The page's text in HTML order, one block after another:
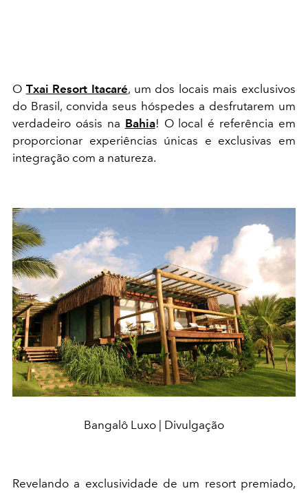
O Txai Resort Itacaré, um dos locais mais exclusivos
do Brasil, convida seus hóspedes a desfrutarem um
verdadeiro oásis na Bahia! O local é referência em
proporcionar experiências únicas e exclusivas em
integração com a natureza.
Bangalô Luxo | Divulgação
Revelando a exclusividade de um resort premiado,